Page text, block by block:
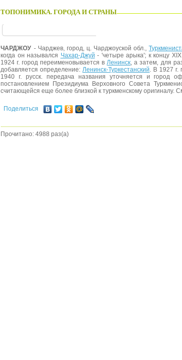
ТОПОНИМИКА. ГОРОДА И СТРАНЫ
ЧАРДЖОУ - Чарджев, город, ц. Чарджоуской обл.,
когда он назывался Чахар-Джуй - 'четыре арыка'; к концу
1924 г. город переименовывается вЛенинск, а затем, для
добавляется определение: Ленинск-Туркестанский. В 1927 г.
1940 г. русск. передача названия уточняется и город
постановлением Президиума Верховного Совета
считающейся еще более близкой к туркменскому оригиналу.
Поделиться
Прочитано: 4988 раз(а)